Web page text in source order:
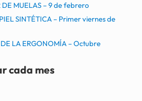
MUELAS – 9 de febrero
SINTÉTICA – Primer viernes de
LA ERGONOMÍA – Octubre
cada mes